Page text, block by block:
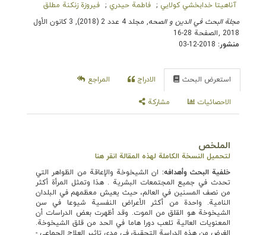
آناهیتا خدابخشي کولایي فاطمة حیدري
فیروزة زنكنة مطلق
مجلة البحث في الدین و الصحه
, مجلد 4 عدد 2 (2018), 3 كانون الأول
2018
,الصفحة 28-16
منشور:
استعرض البحث الادراج المراجع
الاحصائيات مشاركة
الملخص
لتحميل النسخة الكاملة لهذه المقالة انقر هنا
خلفية البحث وأهدافه: ان الشيخوخة والإعاقة من الظواهر التي
تحدث في جميع المجتمعات البشرية . هذا وتمثل المرأة أكثر
من نصف المسنين في العالم، حيث يعيش معظمهم في البلدان
النامية. واحدة من أكثر الأعراض النفسية شيوعا في سن
الشيخوخة هو القلق من الموت. وقد أظهرت بعض الدراسات أن
المعنويات العالية تلعب دورا هاما في الحد من قلق الشيخوخة.